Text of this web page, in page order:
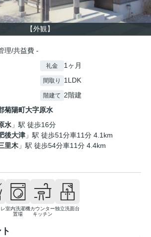
【外観】
/共益費 -
礼金 1ヶ月
間取り 1LDK
階建て 2階建
菊陽町大字原水
水 」駅 徒歩16分
後大津 」駅 徒歩51分車11分 4.1km
里木 」駅 徒歩54分車11分 4.4km
室内洗濯機
置場
カウンター
キッチン
独立洗面台